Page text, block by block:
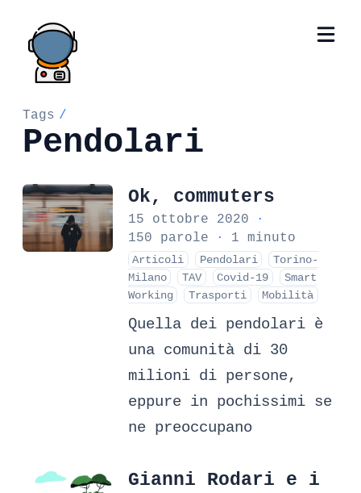
Tags /
Pendolari
Ok, commuters
15 ottobre 2020
·
150 parole
· 1 minuto
Articoli Pendolari
Torino-
Milano
TAV Covid-19
Smart
Working
Trasporti Mobilità
Quella dei pendolari è
una comunità di 30
milioni di persone,
eppure in pochissimi se
ne preoccupano
Gianni Rodari e i